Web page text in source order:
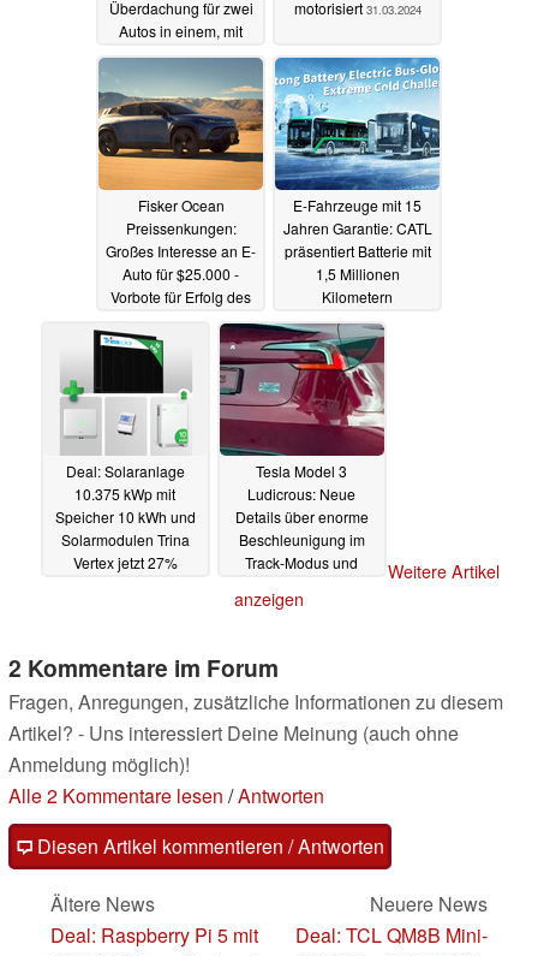
Überdachung für zwei
Autos in einem, mit
sattem Rabatt31.03.2024
motorisiert 31.03.2024
Fisker Ocean
Preissenkungen:
Großes Interesse an E-
Auto für $25.000 -
Vorbote für Erfolg des
Tesla Model 2?
30.03.2024
E-Fahrzeuge mit 15
Jahren Garantie: CATL
präsentiert Batterie mit
1,5 Millionen
Kilometern
Laufleistung und
keinem
Kapazitätsverlust bei
1.000 Ladezyklen
30.03.2024
Deal: Solaranlage
10.375 kWp mit
Speicher 10 kWh und
Solarmodulen Trina
Vertex jetzt 27%
Tesla Model 3
Ludicrous: Neue
Details über enorme
Beschleunigung im
Track-Modus und
29.03.2024
Weitere Artikel
anzeigen
2 Kommentare im Forum
Fragen, Anregungen, zusätzliche Informationen zu diesem
Artikel? - Uns interessiert Deine Meinung (auch ohne
Anmeldung möglich)!
Alle 2 Kommentare lesen /Antworten
Diesen Artikel kommentieren / Antworten
Ältere News
Deal: Raspberry Pi 5 mit
Neuere News
Deal: TCL QM8B Mini-